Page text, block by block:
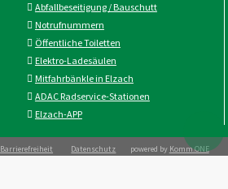
Abfallbeseitigung / Bauschutt
Notrufnummern
Öffentliche Toiletten
Elektro-Ladesäulen
Mitfahrbänkle in Elzach
ADAC Radservice-Stationen
Elzach-APP
Barrierefreiheit Datenschutz powered by Komm.ONE